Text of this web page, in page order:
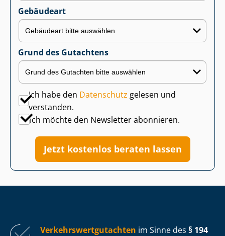
Gebäudeart
Grund des Gutachtens
Ich habe den Datenschutz gelesen und
verstanden.
Ich möchte den Newsletter abonnieren.
Jetzt kostenlos beraten lassen
Ver­kehrs­wert­gut­ach­ten im Sinne des § 194